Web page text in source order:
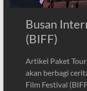
Busan
(BIFF)
Artikel Paket
akan berbagi
Film Festival